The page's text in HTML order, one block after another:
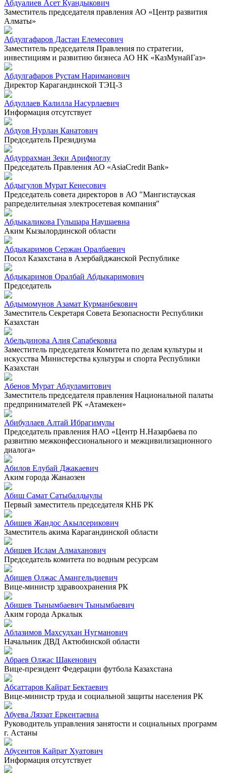
Абдуалиев Асет Куандыкович
Заместитель председателя правления АО «Центр развития
Алматы»
Абдулгафаров Дастан Елемесович
Заместитель председателя Правления по стратегии,
инвестициям и развитию бизнеса АО НК «КазМунайГаз»
Абдулгафаров Рустам Нариманович
Директор Карагандинской ТЭЦ-3
Абдуллаев Калилла Насурлаевич
Информация отсутствует
Абдуов Нурлан Канатович
Председатель Президиума
Абдуррахман Зеки Арифиоглу
Председатель Правления АО «AsiaCredit Bank»
Абдыгулов Мурат Кенесович
Председатель совета директоров в АО "Мангистауская
рапределительная электросетевая компания"
Абдыкаликова Гульшара Наушаевна
Аким Кызылординской области
Абдыкаримов Сержан Оралбаевич
Посол Казахстана в Азербайджанской Республике
Абдыкаримов Оралбай Абдыкаримович
Председатель
Абдымомунов Азамат Курманбекович
Заместитель Секретаря Совета Безопасности Республики
Казахстан
Абельдинова Алия Сапабековна
Заместитель председателя Комитета по делам культуры и
искусства Министерства культуры и спорта Республики
Казахстан
Абенов Мурат Абдуламитович
Заместитель председателя правления Национальной палаты
предпринимателей РК «Атамекен»
Абибуллаев Алтай Ибрагимулы
Председатель правления НАО «Центр Н.Назарбаева по
развитию межконфессионального и межцивилизационного
диалога»
Абилов Елубай Джакаевич
Аким города Жанаозен
Абиш Самат Сатыбалдыулы
Первый заместитель председателя КНБ РК
Абишев Жандос Акылсерикович
Заместитель акима Карагандинской области
Абишев Ислам Алмаханович
Председатель комитета по водным ресурсам
Абишев Олжас Амангельдиевич
Вице-министр здравоохранения РК
Абишев Тынымбаевич Тынымбаевич
Аким города Аркалык
Аблазимов Махсудхан Нугманович
Начальник ДВД Актюбинской области
Абраев Олжас Шакенович
Вице-президент Федерации футбола Казахстана
Абсаттаров Кайрат Бектаевич
Вице-министр труда и социальной защиты населения РК
Абуева Ляззат Еркентаевна
Руководитель управления занятости и социальных программ
г. Астаны
Абусеитов Кайрат Хуатович
Информация отсутствует